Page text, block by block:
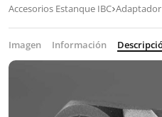
Accesorios Estanque IBC Adaptador
Imagen Información